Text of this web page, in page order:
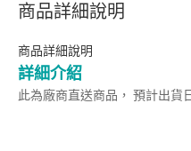
商品詳細說明
商品詳細說明
詳細介紹
此為廠商直送商品， 預計出貨